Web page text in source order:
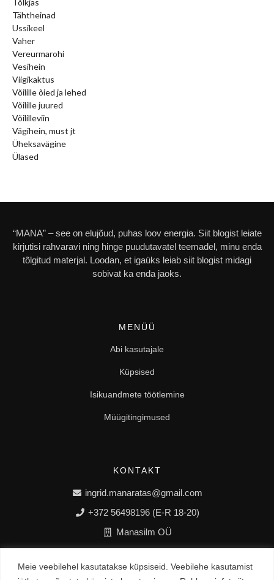
Meie veebilehel kasutatakse küpsiseid. Veebilehe kasutamist
Tähtheinad
Ussikeel
Vaher
Vereurmarohi
Vesihein
Viigikaktus
Võilille õied ja lehed
Võilille juured
Võililleviin
Vägihein, must jt
Üheksavägine
Ülased
“MANA” – see on elujõud, puhas loov energia. Siit blogist leiate
kirjutisi rahvaravi ning hinge puudutavatel teemadel, minu enda
tõlgitud materjal. Loodan, et igaüks leiab siit blogist midagi
sobivat ka enda jaoks.
MENÜÜ
Abi kasutajale
Küpsised
Isikuandmete töötlemine
Müügitingimused
KONTAKT
ingrid.manaratas@gmail.com
+372 56498196 (E-R 18-20)
Manasilm OÜ